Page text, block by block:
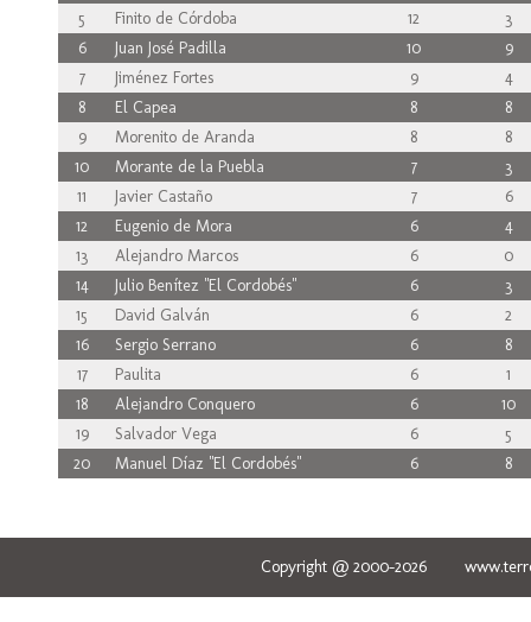
5
Finito de Córdoba 12
3
6
Juan José Padilla 10
9
7
Jiménez Fortes 9
4
8
El Capea 8
8
9
Morenito de Aranda 8
8
10
Morante de la Puebla 7
3
11
Javier Castaño 7
6
12
Eugenio de Mora 6
4
13
Alejandro Marcos 6
0
14
Julio Benítez "El Cordobés" 6
3
15
David Galván 6
2
16
Sergio Serrano 6
8
17
Paulita 6
1
18
Alejandro Conquero 6
10
19
Salvador Vega 6
5
20
Manuel Díaz "El Cordobés" 6 8
Copyright @ 2000-2026